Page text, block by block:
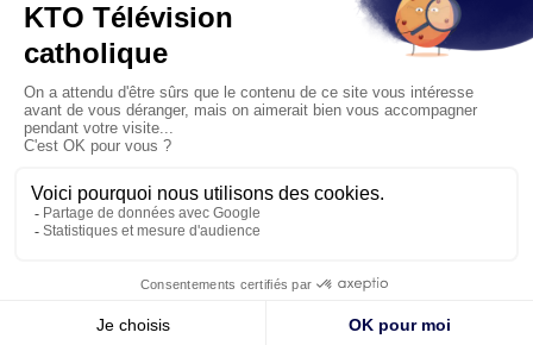
La visite pastorale du pape Léon
XIV à Assise à suivre sur KTO le
jeudi 6 août
Le pape en Uruguay, Argentine et
Pérou du 6 au 17 novembre 2026
© KTO 2026 — Mentions légales